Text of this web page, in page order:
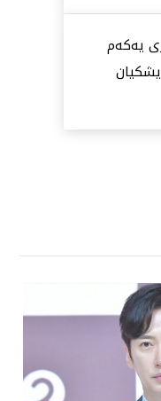
یەكەم